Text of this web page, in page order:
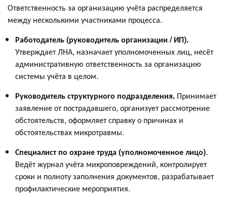
Ответственность за организацию учёта распределяется
между несколькими участниками процесса.
Работодатель (руководитель организации / ИП).
Утверждает ЛНА, назначает уполномоченных лиц, несёт
административную ответственность за организацию
системы учёта в целом.
Руководитель структурного подразделения. Принимает
заявление от пострадавшего, организует рассмотрение
обстоятельств, оформляет справку о причинах и
обстоятельствах микротравмы.
Специалист по охране труда (уполномоченное лицо).
Ведёт журнал учёта микроповреждений, контролирует
сроки и полноту заполнения документов, разрабатывает
профилактические мероприятия.